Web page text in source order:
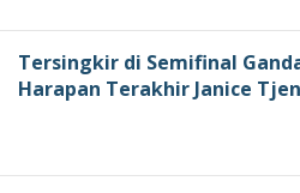
Tersingkir di Semifinal
Harapan Terakhir Janice